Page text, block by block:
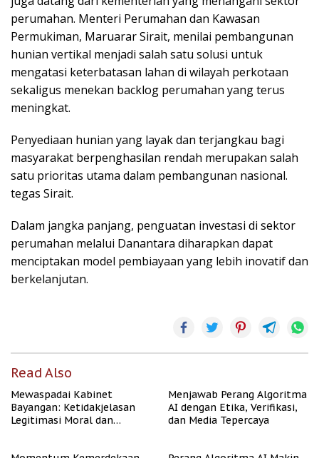
perumahan. Menteri Perumahan dan Kawasan
Permukiman, Maruarar Sirait, menilai pembangunan
hunian vertikal menjadi salah satu solusi untuk
mengatasi keterbatasan lahan di wilayah perkotaan
sekaligus menekan backlog perumahan yang terus
meningkat.
Penyediaan hunian yang layak dan terjangkau bagi
masyarakat berpenghasilan rendah merupakan salah
satu prioritas utama dalam pembangunan nasional.
tegas Sirait.
Dalam jangka panjang, penguatan investasi di sektor
perumahan melalui Danantara diharapkan dapat
menciptakan model pembiayaan yang lebih inovatif dan
berkelanjutan.
Read Also
Mewaspadai Kabinet
Bayangan: Ketidakjelasan
Legitimasi Moral dan
Menjawab Perang Algoritma
AI dengan Etika, Verifikasi,
dan Media Tepercaya